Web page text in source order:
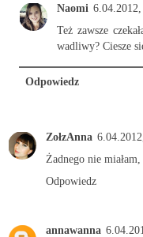
Naomi
Też zawsze
wadliwy? Ciesze
Odpowiedz
ZołzAnna
Żadnego nie
Odpowiedz
annawanna